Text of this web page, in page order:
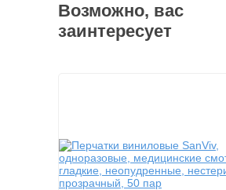
Возможно, вас
заинтересует